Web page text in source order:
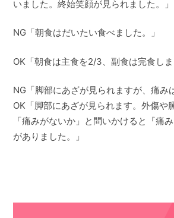
いました。終始笑顔が見られました。」
NG「朝食はだいたい食べました。」
OK「朝食は主食を2/3、副食は完食しま
NG「脚部にあざが見られますが、痛み
OK「脚部にあざが見られます。外傷や
「痛みがないか」と問いかけると『痛
がありました。」